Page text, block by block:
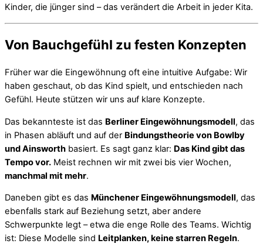
Kinder, die jünger sind – das verändert die Arbeit in jeder Kita.
Von Bauchgefühl zu festen Konzepten
Früher war die Eingewöhnung oft eine intuitive Aufgabe: Wir
haben geschaut, ob das Kind spielt, und entschieden nach
Gefühl. Heute stützen wir uns auf klare Konzepte.
Das bekannteste ist das Berliner Eingewöhnungsmodell, das
in Phasen abläuft und auf der Bindungstheorie von Bowlby
und Ainsworth basiert. Es sagt ganz klar: Das Kind gibt das
Tempo vor. Meist rechnen wir mit zwei bis vier Wochen,
manchmal mit mehr.
Daneben gibt es das Münchener Eingewöhnungsmodell, das
ebenfalls stark auf Beziehung setzt, aber andere
Schwerpunkte legt – etwa die enge Rolle des Teams. Wichtig
ist: Diese Modelle sind Leitplanken, keine starren Regeln.